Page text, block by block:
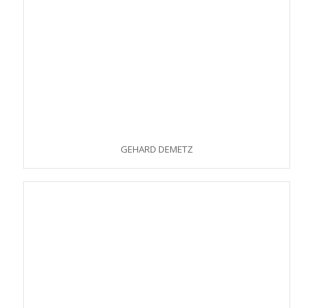
GEHARD DEMETZ